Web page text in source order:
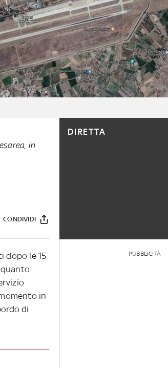
in
CONDIVIDI
dopo le 15
quanto
in
di
DIRETTA
PUBBLICITÀ